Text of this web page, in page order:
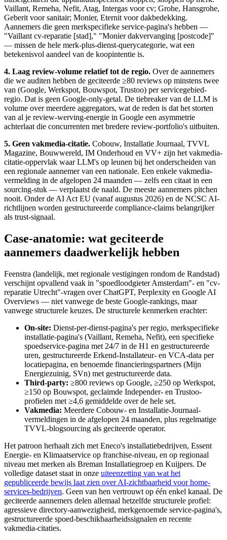
Vaillant, Remeha, Nefit, Atag, Intergas voor cv; Grohe, Hansgrohe,
Geberit voor sanitair; Monier, Eternit voor dakbedekking.
Aannemers die geen merkspecifieke service-pagina's hebben —
"Vaillant cv-reparatie [stad]," "Monier dakvervanging [postcode]"
— missen de hele merk-plus-dienst-querycategorie, wat een
betekenisvol aandeel van de koopintentie is.
4. Laag review-volume relatief tot de regio. Over de aannemers
die we auditen hebben de geciteerde ≥80 reviews op minstens twee
van (Google, Werkspot, Bouwspot, Trustoo) per servicegebied-
regio. Dat is geen Google-only-getal. De tiebreaker van de LLM is
volume over meerdere aggregators, wat de reden is dat het storten
van al je review-werving-energie in Google een asymmetrie
achterlaat die concurrenten met bredere review-portfolio's uitbuiten.
5. Geen vakmedia-citatie. Cobouw, Installatie Journaal, TVVL
Magazine, Bouwwereld, IM Onderhoud en VV+ zijn het vakmedia-
citatie-oppervlak waar LLM's op leunen bij het onderscheiden van
een regionale aannemer van een nationale. Een enkele vakmedia-
vermelding in de afgelopen 24 maanden — zelfs een citaat in een
sourcing-stuk — verplaatst de naald. De meeste aannemers pitchen
nooit. Onder de AI Act EU (vanaf augustus 2026) en de NCSC AI-
richtlijnen worden gestructureerde compliance-claims belangrijker
als trust-signaal.
Case-anatomie: wat geciteerde
aannemers daadwerkelijk hebben
Feenstra (landelijk, met regionale vestigingen rondom de Randstad)
verschijnt opvallend vaak in "spoedloodgieter Amsterdam"- en "cv-
reparatie Utrecht"-vragen over ChatGPT, Perplexity en Google AI
Overviews — niet vanwege de beste Google-rankings, maar
vanwege structurele keuzes. De structurele kenmerken erachter:
On-site: Dienst-per-dienst-pagina's per regio, merkspecifieke
installatie-pagina's (Vaillant, Remeha, Nefit), een specifieke
spoedservice-pagina met 24/7 in de H1 en gestructureerde
uren, gestructureerde Erkend-Installateur- en VCA-data per
locatiepagina, en benoemde financieringspartners (Mijn
Energiezuinig, SVn) met gestructureerde data.
Third-party: ≥800 reviews op Google, ≥250 op Werkspot,
≥150 op Bouwspot, geclaimde Independer- en Trustoo-
profielen met ≥4,6 gemiddelde over de hele set.
Vakmedia: Meerdere Cobouw- en Installatie-Journaal-
vermeldingen in de afgelopen 24 maanden, plus regelmatige
TVVL-blogsourcing als geciteerde operator.
Het patroon herhaalt zich met Eneco's installatiebedrijven, Essent
Energie- en Klimaatservice op franchise-niveau, en op regionaal
niveau met merken als Breman Installatiegroep en Kuijpers. De
volledige dataset staat in onze uiteenzetting van wat het
gepubliceerde bewijs laat zien over AI-zichtbaarheid voor home-
services-bedrijven. Geen van hen vertrouwt op één enkel kanaal. De
geciteerde aannemers delen allemaal hetzelfde structurele profiel:
agressieve directory-aanwezigheid, merkgenoemde service-pagina's,
gestructureerde spoed-beschikbaarheidssignalen en recente
vakmedia-citaties.